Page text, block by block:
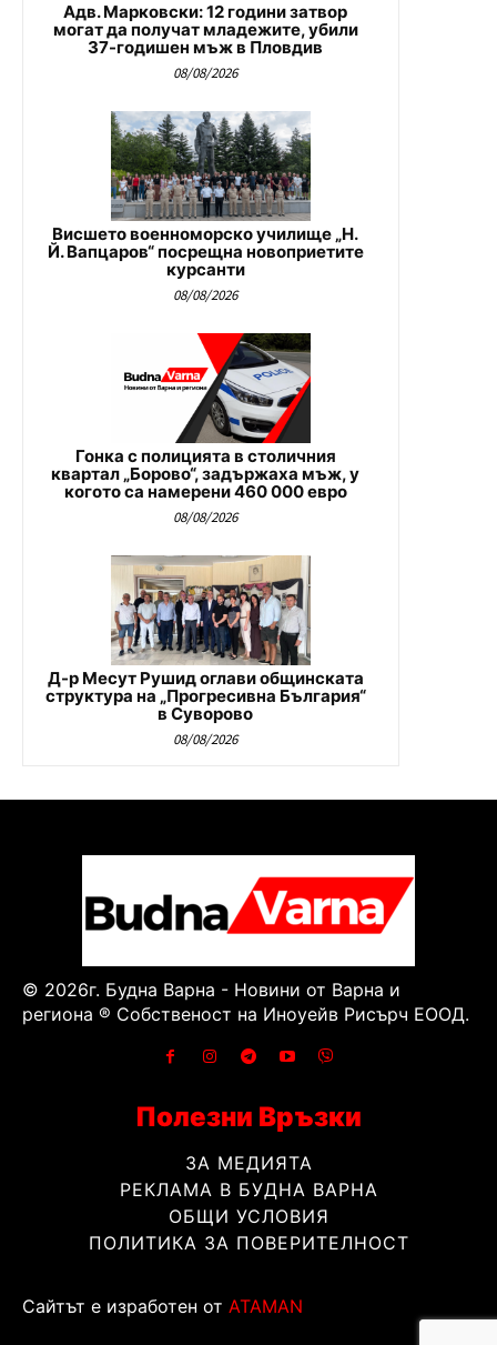
Адв. Марковски: 12 години затвор
могат да получат младежите, убили
37-годишен мъж в Пловдив
08/08/2026
Висшето военноморско училище „Н.
Й. Вапцаров“ посрещна новоприетите
курсанти
08/08/2026
Гонка с полицията в столичния
квартал „Борово“, задържаха мъж, у
когото са намерени 460 000 евро
08/08/2026
Д-р Месут Рушид оглави общинската
структура на „Прогресивна България“
в Суворово
08/08/2026
© 2026г. Будна Варна - Новини от Варна и
региона ® Собственост на Иноуейв Рисърч ЕООД.
Полезни Връзки
ЗА МЕДИЯТА
РЕКЛАМА В БУДНА ВАРНА
ОБЩИ УСЛОВИЯ
ПОЛИТИКА ЗА ПОВЕРИТЕЛНОСТ
Сайтът е изработен от ATAMAN